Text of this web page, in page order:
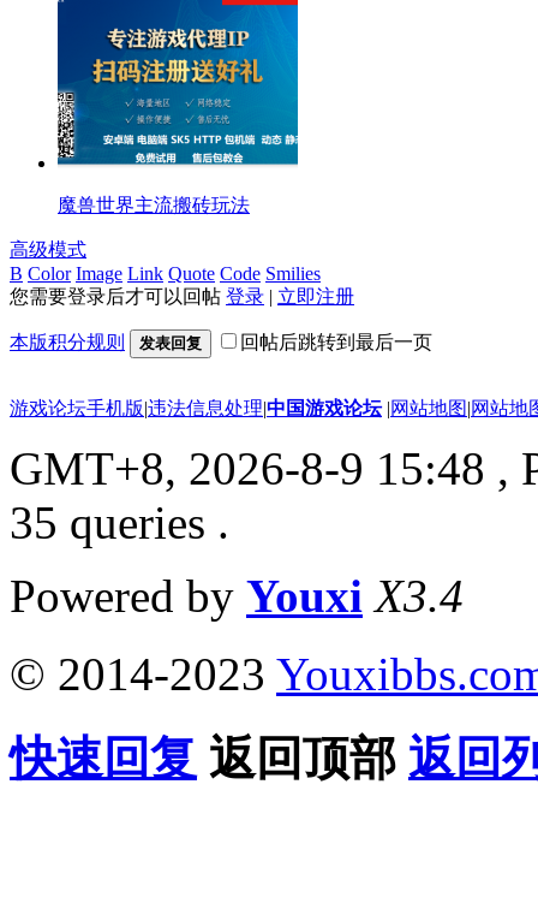
魔兽世界主流搬砖玩法
高级模式
B Color Image Link Quote Code Smilies
您需要登录后才可以回帖 登录 | 立即注册
本版积分规则 发表回复 回帖后跳转到最后一页
游戏论坛手机版|违法信息处理|中国游戏论坛 |网站地图|网站地
GMT+8, 2026-8-9 15:48 ,
35 queries .
Powered by Youxi X3.4
© 2014-2023
快速回复 返回顶部 返回